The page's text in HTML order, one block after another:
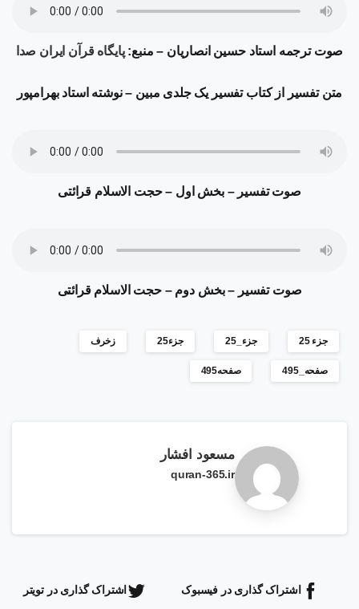
صوت ترجمه استاد حسین انصاریان – منبع:پایگاه قرآن ایران صدا
متن تفسیر از کتاب تفسیر یک جلدی مبین – نوشته استاد بهرامپور
صوت تفسیر– بخش اول –حجت الاسلام قرائتی
صوت تفسیر –بخش دوم– حجت الاسلام قرائتی
جزء 25 جزء_25 جزء25 زخرف
صفحه_495 صفحه495
مسعود افشار
quran-365.ir
اشتراک گذاری در فیسبوک اشتراک گذاری در تویتر